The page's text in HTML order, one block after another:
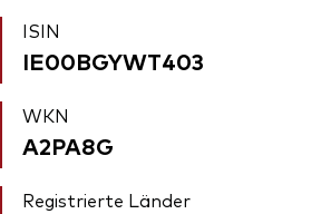
ISIN
IE00BGYWT403
WKN
A2PA8G
Registrierte Länder